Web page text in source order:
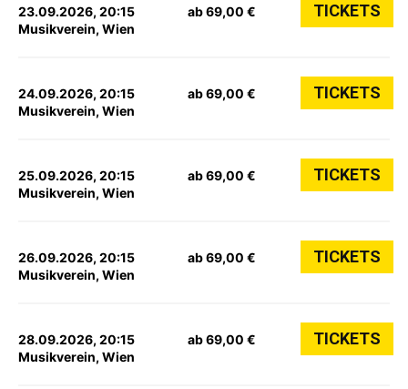
23.09.2026, 20:15
Musikverein, Wien
ab 69,00 € TICKETS
24.09.2026, 20:15
Musikverein, Wien
ab 69,00 € TICKETS
25.09.2026, 20:15
Musikverein, Wien
ab 69,00 € TICKETS
26.09.2026, 20:15
Musikverein, Wien
ab 69,00 € TICKETS
28.09.2026, 20:15
Musikverein, Wien
ab 69,00 € TICKETS